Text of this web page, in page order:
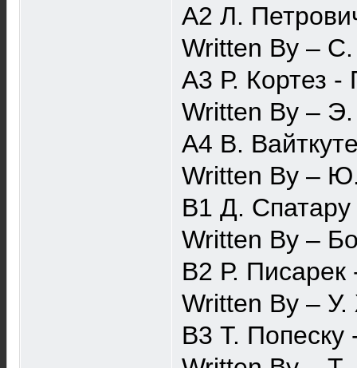
A2 Л.
Written By –
A3 Р. Кортез
Written By –
A4 В.
Written By –
B1 Д. Спатару
Written By –
B2 Р.
Written By –
B3 Т.